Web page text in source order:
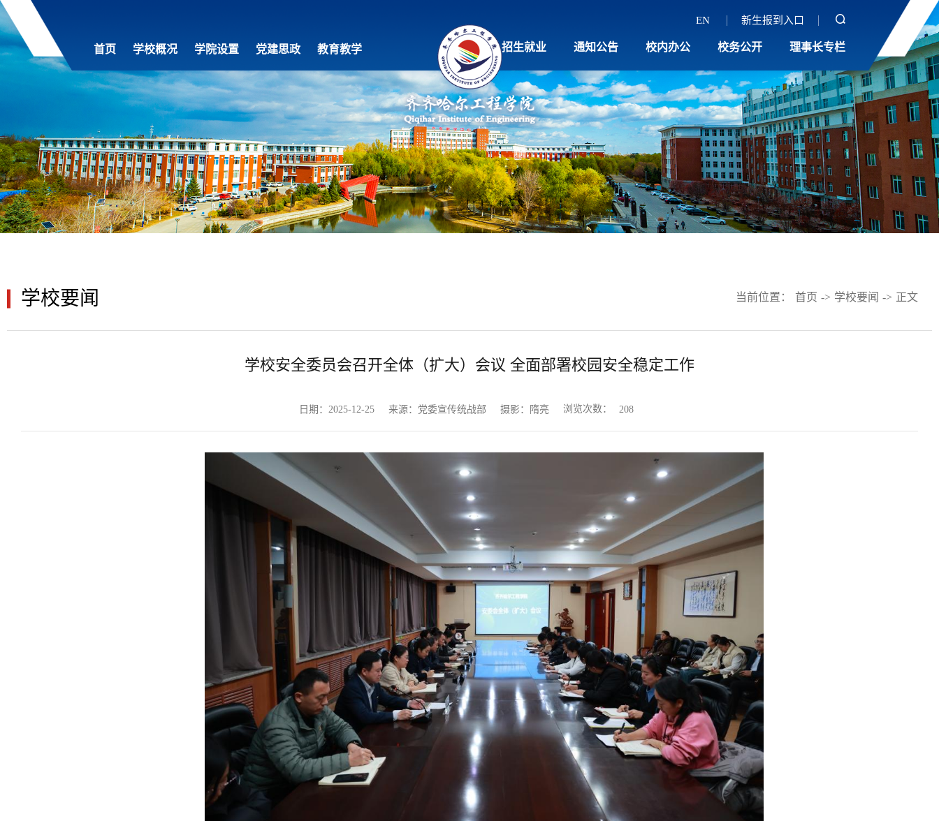
首页 学校概况 学院设置 党建思政 教育教学
EN 新生报到入口
招生就业 通知公告 校内办公 校务公开 理事长专栏
学校要闻 当前位置： 首页 -> 学校要闻 -> 正文
学校安全委员会召开全体（扩大）会议 全面部署校园安全稳定工作
日期：2025-12-25 来源：党委宣传统战部 摄影：隋亮 浏览次数： 208